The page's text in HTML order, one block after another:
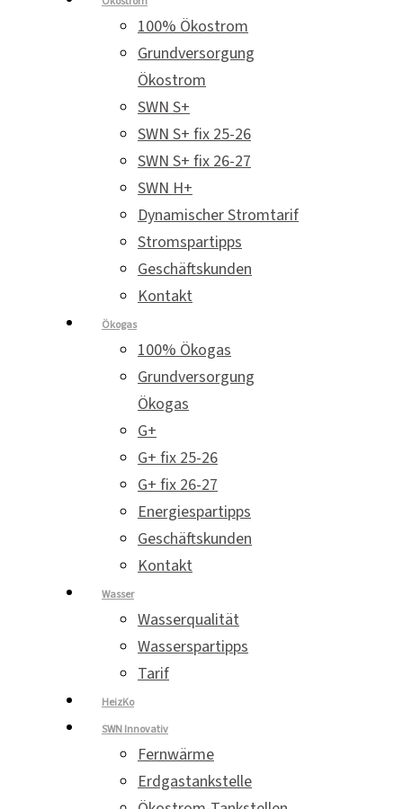
100% Ökostrom
Grundversorgung
Ökostrom
SWN S+
SWN S+ fix 25-26
SWN S+ fix 26-27
SWN H+
Dynamischer Stromtarif
Stromspartipps
Geschäftskunden
Kontakt
Ökogas
100% Ökogas
Grundversorgung
Ökogas
G+
G+ fix 25-26
G+ fix 26-27
Energiespartipps
Geschäftskunden
Kontakt
Wasser
Wasserqualität
Wasserspartipps
Tarif
HeizKo
SWN Innovativ
Fernwärme
Erdgastankstelle